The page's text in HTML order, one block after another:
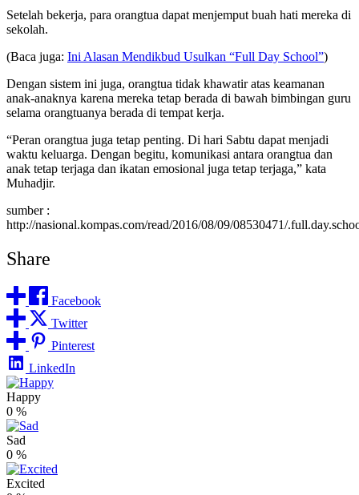
Setelah bekerja, para orangtua dapat menjemput buah hati mereka di
sekolah.
(Baca juga: Ini Alasan Mendikbud Usulkan “Full Day School”)
Dengan sistem ini juga, orangtua tidak khawatir atas keamanan
anak-anaknya karena mereka tetap berada di bawah bimbingan guru
selama orangtuanya berada di tempat kerja.
“Peran orangtua juga tetap penting. Di hari Sabtu dapat menjadi
waktu keluarga. Dengan begitu, komunikasi antara orangtua dan
anak tetap terjaga dan ikatan emosional juga tetap terjaga,” kata
Muhadjir.
sumber :
http://nasional.kompas.com/read/2016/08/09/08530471/
Share
Facebook
Twitter
Pinterest
LinkedIn
Happy
0 %
Sad
0 %
Excited